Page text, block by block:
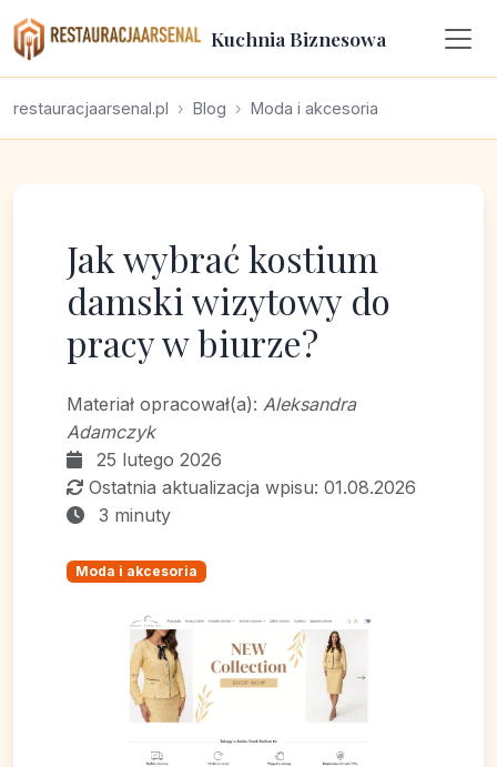
Kuchnia Biznesowa
restauracjaarsenal.pl Blog Moda i akcesoria
Jak wybrać kostium
damski wizytowy do
pracy w biurze?
Materiał opracował(a): Aleksandra
Adamczyk
25 lutego 2026
Ostatnia aktualizacja wpisu: 01.08.2026
3 minuty
Moda i akcesoria